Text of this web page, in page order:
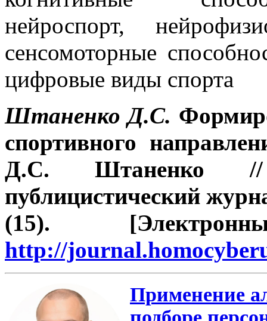
нейроспорт,
сенсомоторные
цифровые виды спорта
Штаненко Д.С.
спортивного
Д.С. Штаненко //
публицистический
(15).
http://
Применение